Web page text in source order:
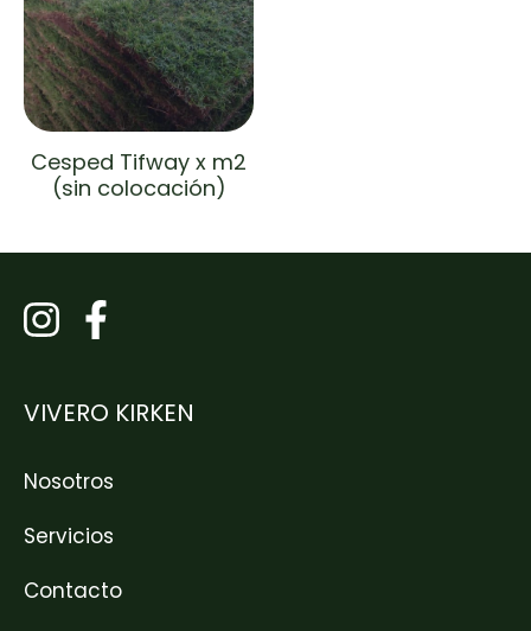
Cesped Tifway x m2
(sin colocación)
VIVERO KIRKEN
Nosotros
Servicios
Contacto